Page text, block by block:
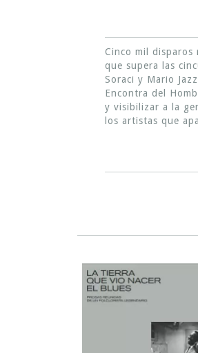
Cinco mil
que supera las
Soraci y Mario
Encontra del
y visibilizar a la
los artistas que